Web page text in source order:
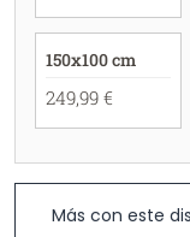
150x100 cm
249,99 €
Más con este